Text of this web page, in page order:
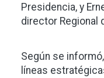
Presidencia, y
director Regional
Según se
líneas